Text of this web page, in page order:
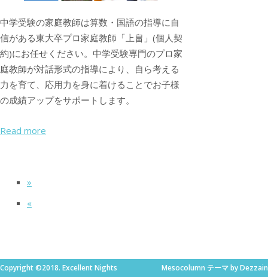
中学受験の家庭教師は算数・国語の指導に自
信がある東大卒プロ家庭教師「上畠」(個人契
約)にお任せください。中学受験専門のプロ家
庭教師が対話形式の指導により、自ら考える
力を育て、応用力を身に着けることでお子様
の成績アップをサポートします。
Read more
»
«
Copyright ©2018. Excellent Nights Mesocolumn テーマ by Dezzain